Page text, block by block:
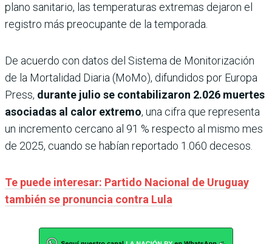
plano sanitario, las temperaturas extremas dejaron el
registro más preocupante de la temporada.
De acuerdo con datos del Sistema de Monitorización
de la Mortalidad Diaria (MoMo), difundidos por Europa
Press, durante julio se contabilizaron 2.026 muertes
asociadas al calor extremo, una cifra que representa
un incremento cercano al 91 % respecto al mismo mes
de 2025, cuando se habían reportado 1.060 decesos.
Te puede interesar: Partido Nacional de Uruguay
también se pronuncia contra Lula